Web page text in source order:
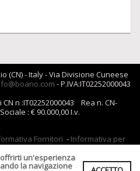
(CN) - Italy - Via Divisione Cuneese
- P.IVA:IT02252000043
n :IT02252000043 Rea n. CN-
: € 90.000,00 I.v.
Fornitori - Informativa per
-Informativa cookies
di Vendita
un'esperienza
la navigazione